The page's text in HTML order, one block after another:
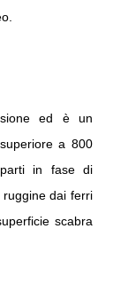
ed è un
a 800
in fase di
dai ferri
scabra